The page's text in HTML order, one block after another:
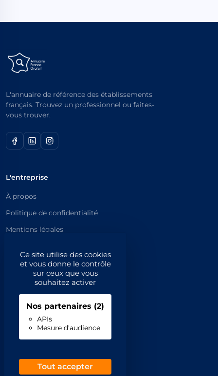
Ce site utilise des cookies
et vous donne le contrôle
sur ceux que vous
souhaitez activer
Nos partenaires (2)
APIs
Mesure d'audience
Tout accepter
L'annuaire de référence des établissements
français. Trouvez un professionnel ou faites-
vous trouver.
L'entreprise
À propos
Politique de confidentialité
Mentions légales
Catégories principales
Catégories
Professionnels
Inscrivez-vous
Demande de retrait